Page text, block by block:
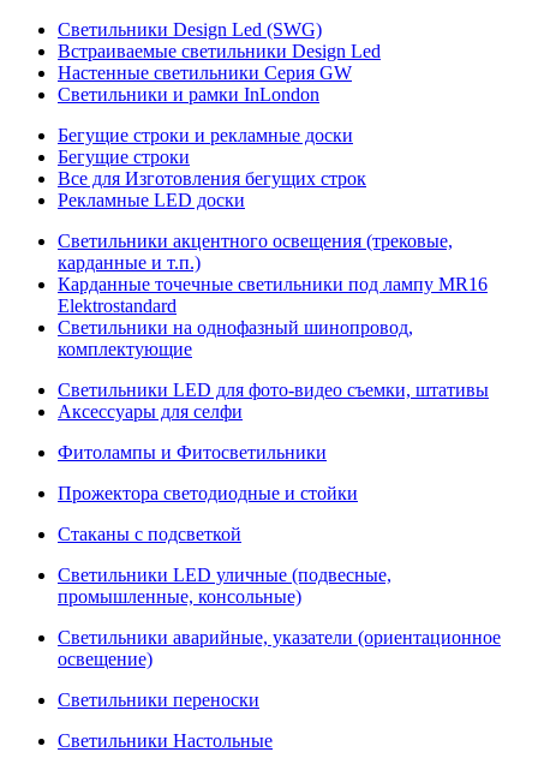
Светильники Design Led (SWG)
Встраиваемые светильники Design Led
Настенные светильники Серия GW
Светильники и рамки InLondon
Бегущие строки и рекламные доски
Бегущие строки
Все для Изготовления бегущих строк
Рекламные LED доски
Светильники акцентного освещения (трековые,
карданные и т.п.)
Карданные точечные светильники под лампу MR16
Elektrostandard
Светильники на однофазный шинопровод,
комплектующие
Светильники LED для фото-видео съемки, штативы
Аксессуары для селфи
Фитолампы и Фитосветильники
Прожектора светодиодные и стойки
Стаканы с подсветкой
Светильники LED уличные (подвесные,
промышленные, консольные)
Светильники аварийные, указатели (ориентационное
освещение)
Светильники переноски
Светильники Настольные